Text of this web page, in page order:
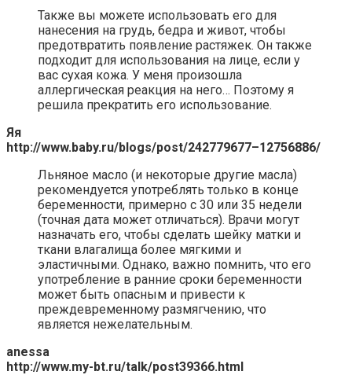
Также вы можете использовать его для
нанесения на грудь, бедра и живот, чтобы
предотвратить появление растяжек. Он также
подходит для использования на лице, если у
вас сухая кожа. У меня произошла
аллергическая реакция на него… Поэтому я
решила прекратить его использование.
Яя
http://www.baby.ru/blogs/post/242779677–12756886/
Льняное масло (и некоторые другие масла)
рекомендуется употреблять только в конце
беременности, примерно с 30 или 35 недели
(точная дата может отличаться). Врачи могут
назначать его, чтобы сделать шейку матки и
ткани влагалища более мягкими и
эластичными. Однако, важно помнить, что его
употребление в ранние сроки беременности
может быть опасным и привести к
преждевременному размягчению, что
является нежелательным.
anessa
http://www.my-bt.ru/talk/post39366.html